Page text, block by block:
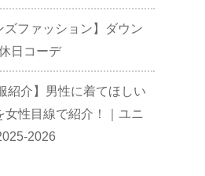
ズファッション】ダウン
日コーデ
紹介】男性に着てほしい
女性目線で紹介！｜ユニ
2026